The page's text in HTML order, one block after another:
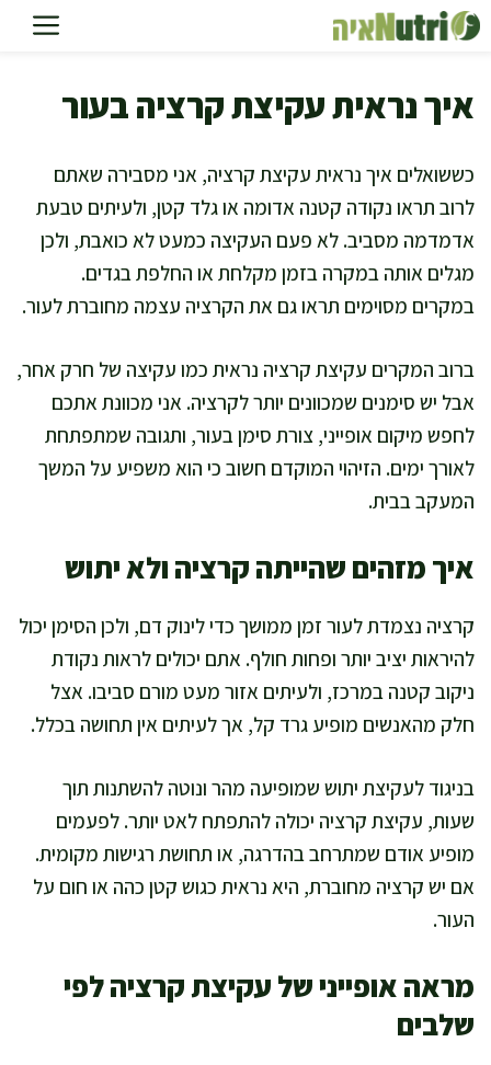
לדלג
לתוכן
איך נראית עקיצת קרציה בעור
כששואלים איך נראית עקיצת קרציה, אני מסבירה שאתם
לרוב תראו נקודה קטנה אדומה או גלד קטן, ולעיתים טבעת
אדמדמה מסביב. לא פעם העקיצה כמעט לא כואבת, ולכן
מגלים אותה במקרה בזמן מקלחת או החלפת בגדים.
במקרים מסוימים תראו גם את הקרציה עצמה מחוברת לעור.
ברוב המקרים עקיצת קרציה נראית כמו עקיצה של חרק אחר,
אבל יש סימנים שמכוונים יותר לקרציה. אני מכוונת אתכם
לחפש מיקום אופייני, צורת סימן בעור, ותגובה שמתפתחת
לאורך ימים. הזיהוי המוקדם חשוב כי הוא משפיע על המשך
המעקב בבית.
איך מזהים שהייתה קרציה ולא יתוש
קרציה נצמדת לעור זמן ממושך כדי לינוק דם, ולכן הסימן יכול
להיראות יציב יותר ופחות חולף. אתם יכולים לראות נקודת
ניקוב קטנה במרכז, ולעיתים אזור מעט מורם סביבו. אצל
חלק מהאנשים מופיע גרד קל, אך לעיתים אין תחושה בכלל.
בניגוד לעקיצת יתוש שמופיעה מהר ונוטה להשתנות תוך
שעות, עקיצת קרציה יכולה להתפתח לאט יותר. לפעמים
מופיע אודם שמתרחב בהדרגה, או תחושת רגישות מקומית.
אם יש קרציה מחוברת, היא נראית כגוש קטן כהה או חום על
העור.
מראה אופייני של עקיצת קרציה לפי
שלבים